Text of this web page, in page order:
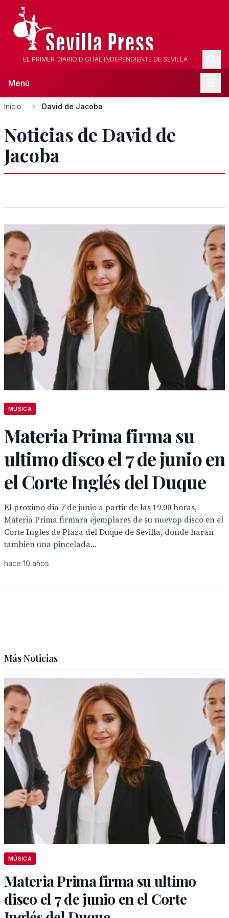
EL PRIMER DIARIO DIGITAL INDEPENDIENTE DE SEVILLA
Menú
Inicio David de Jacoba
Noticias de David de
Jacoba
MÚSICA
Materia Prima firma su
ultimo disco el 7 de junio en
el Corte Inglés del Duque
El proximo dia 7 de junio a partir de las 19.00 horas,
Materia Prima firmara ejemplares de su nuevop disco en el
Corte Ingles de Plaza del Duque de Sevilla, donde haran
tambien una pincelada...
hace 10 años
Más Noticias
MÚSICA
Materia Prima firma su ultimo
disco el 7 de junio en el Corte